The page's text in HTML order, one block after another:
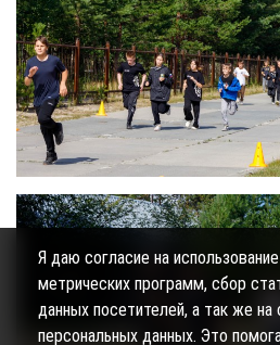
Я даю согласие на
метрических программ, сбор
данных посетителей, а так же на
персональных данных. Это